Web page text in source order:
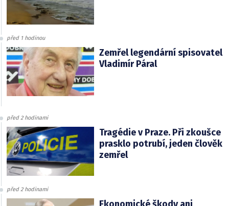
před 1 hodinou
Zemřel legendární spisovatel
Vladimír Páral
před 2 hodinami
Tragédie v Praze. Při zkoušce
prasklo potrubí, jeden člověk
zemřel
před 2 hodinami